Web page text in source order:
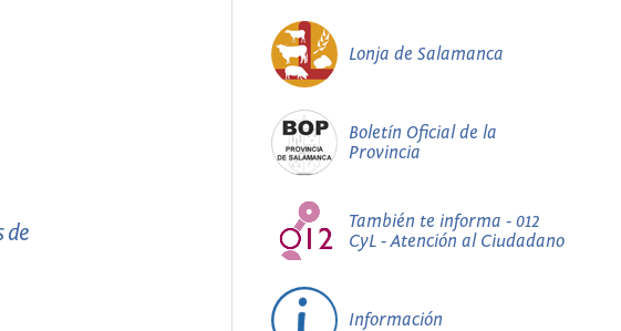
de
Lonja de Salamanca
Boletín Oficial de la
Provincia
También te informa - 012
CyL - Atención al Ciudadano
Información